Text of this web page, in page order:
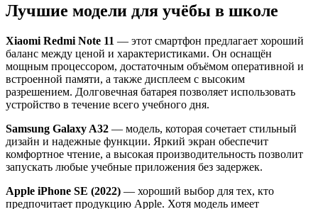
Лучшие модели для учёбы в школе
Xiaomi Redmi Note 11 — этот смартфон предлагает хороший
баланс между ценой и характеристиками. Он оснащён
мощным процессором, достаточным объёмом оперативной и
встроенной памяти, а также дисплеем с высоким
разрешением. Долговечная батарея позволяет использовать
устройство в течение всего учебного дня.
Samsung Galaxy A32 — модель, которая сочетает стильный
дизайн и надежные функции. Яркий экран обеспечит
комфортное чтение, а высокая производительность позволит
запускать любые учебные приложения без задержек.
Apple iPhone SE (2022) — хороший выбор для тех, кто
предпочитает продукцию Apple. Хотя модель имеет